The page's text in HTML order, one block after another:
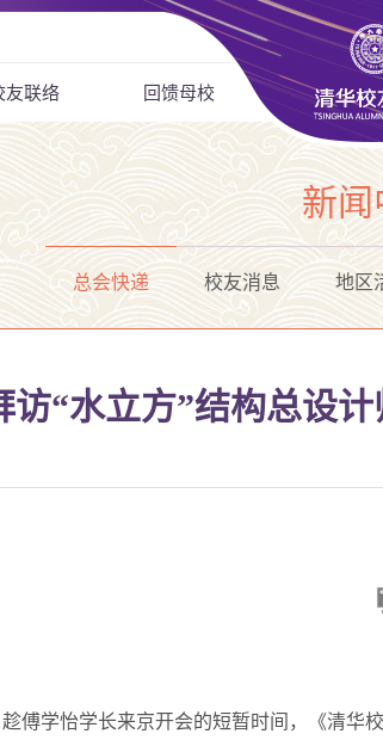
友联络 回馈母校
新闻
总会快递 校友消息 地区
访“水立方”结构总设
傅学怡学长来京开会的短暂时间，《清华